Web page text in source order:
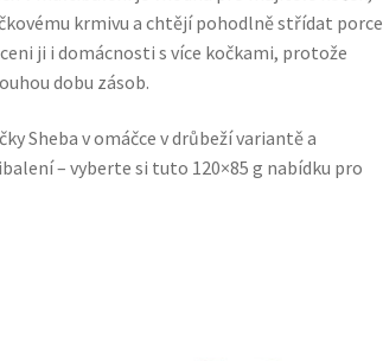
krmivu a chtějí pohodlně střídat porce
ji i domácnosti s více kočkami, protože
dobu zásob.
Sheba v omáčce v drůbeží variantě a
– vyberte si tuto 120×85 g nabídku pro